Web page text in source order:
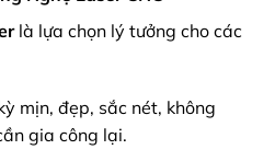
là lựa chọn lý tưởng cho các
mịn, đẹp, sắc nét, không
gia công lại.